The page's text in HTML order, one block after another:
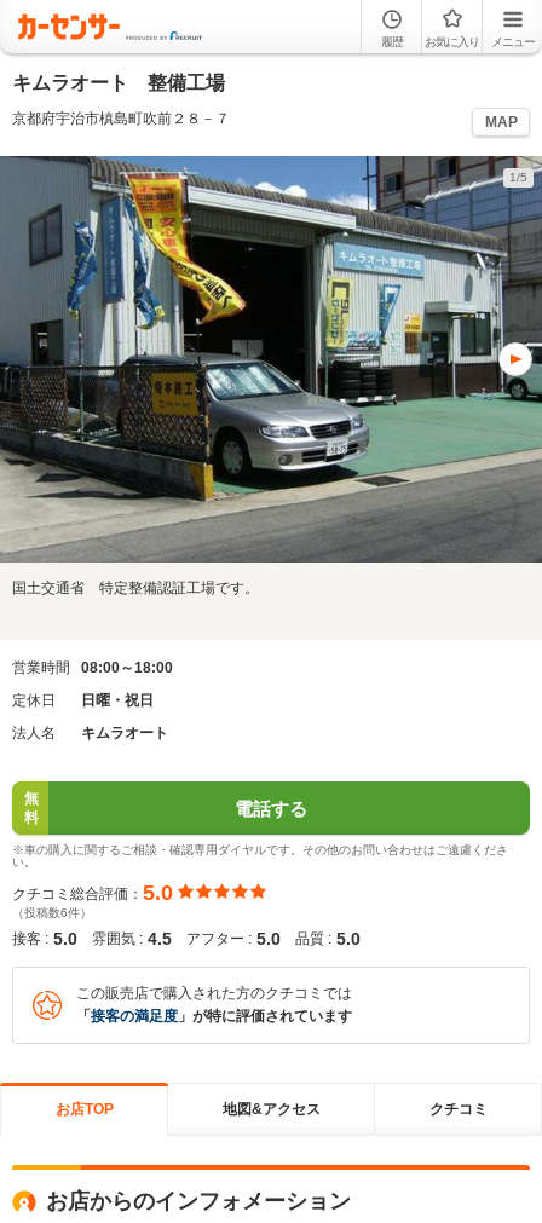
履歴 お気に入り メニュー
キムラオート 整備工場
京都府宇治市槙島町吹前２８－７ MAP
1/5
国土交通省 特定整備認証工場です。
営業時間
08:00～18:00
定休日
日曜・祝日
法人名
キムラオート
無
料
電話する
※車の購入に関するご相談・確認専用ダイヤルです。その他のお問い合わせはご遠慮くださ
い。
クチコミ総合評価： 5.0
（投稿数6件）
接客 : 5.0 雰囲気 : 4.5 アフター : 5.0 品質 : 5.0
この販売店で購入された方のクチコミでは
「 接客の満足度 」が特に評価されています
お店TOP 地図&アクセス クチコミ
お店からのインフォメーション